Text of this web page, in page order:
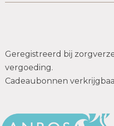
Geregistreerd bij
vergoeding.
Cadeaubonnen